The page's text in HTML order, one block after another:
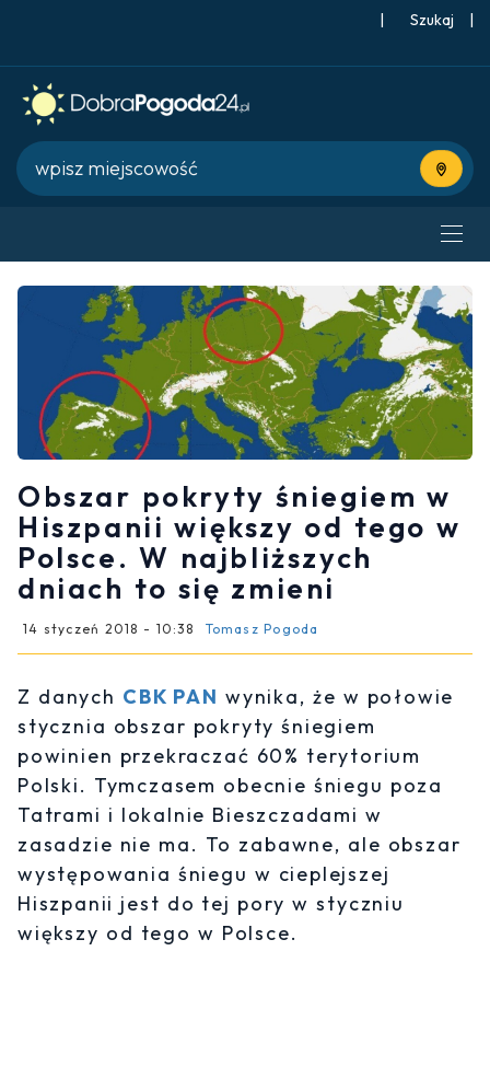
| |
Użyj
Obszar pokryty śniegiem w
Hiszpanii większy od tego w
Polsce. W najbliższych
dniach to się zmieni
14 styczeń 2018 - 10:38 Tomasz Pogoda
Z danych CBK PAN wynika, że w połowie
stycznia obszar pokryty śniegiem
powinien przekraczać 60% terytorium
Polski. Tymczasem obecnie śniegu poza
Tatrami i lokalnie Bieszczadami w
zasadzie nie ma. To zabawne, ale obszar
występowania śniegu w cieplejszej
Hiszpanii jest do tej pory w styczniu
większy od tego w Polsce.